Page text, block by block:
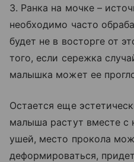
3. Ранка на мочке –
необходимо часто
будет не в восторге от
того, если сережка
малышка может ее
Остается еще
малыша растут вместе с
ушей, место прокола
деформироваться,